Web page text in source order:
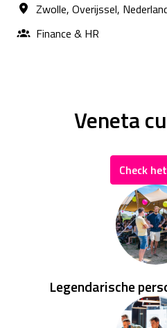
Zwolle, Overijssel,
Finance & HR
Veneta
Check
Legendarische